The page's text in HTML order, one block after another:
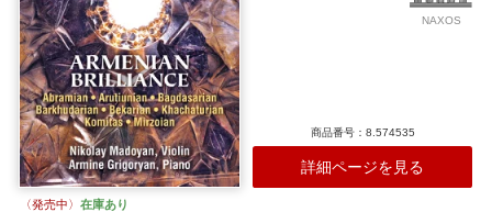
収録作曲家：
バルフダリアン
NAXOS
商品番号：8.574535
詳細ページを見る
〈発売中〉 在庫あり